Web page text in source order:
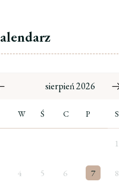
sierpień 2026
W Ś C P S
1
4 5 6 7 8